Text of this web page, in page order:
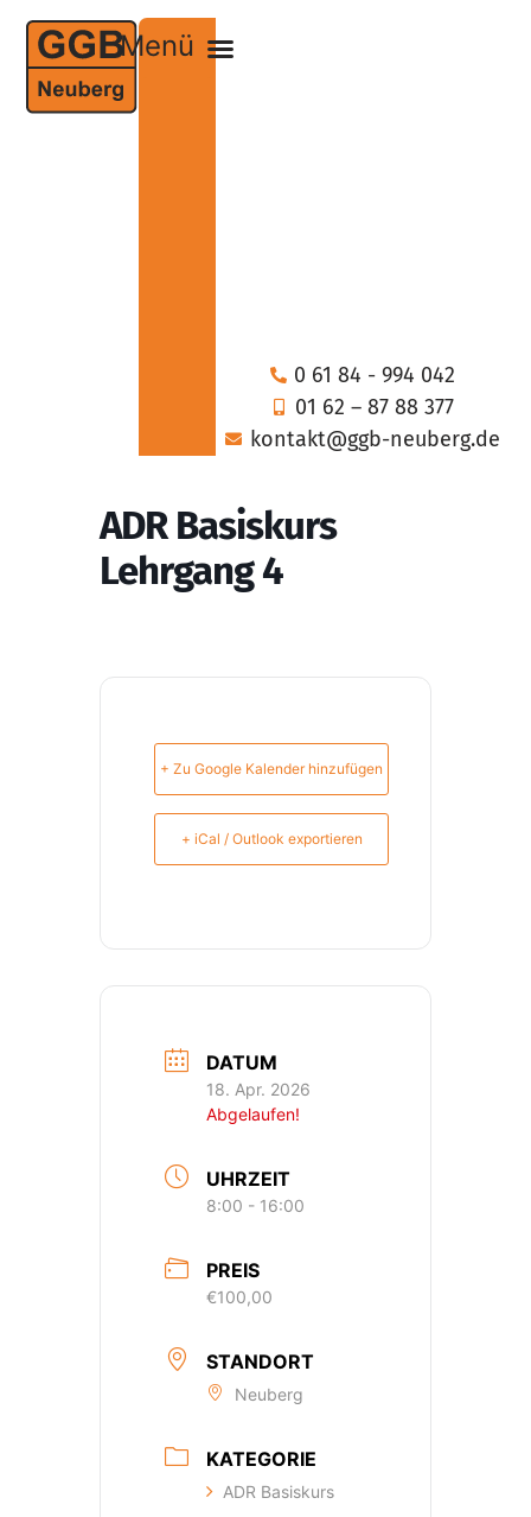
0 61 84 - 994 042
01 62 – 87 88 377
kontakt@ggb-neuberg.de
ADR Basiskurs
Lehrgang 4
+ Zu Google Kalender hinzufügen
+ iCal / Outlook exportieren
DATUM
18. Apr. 2026
Abgelaufen!
UHRZEIT
8:00 - 16:00
PREIS
€100,00
STANDORT
Neuberg
KATEGORIE
ADR Basiskurs